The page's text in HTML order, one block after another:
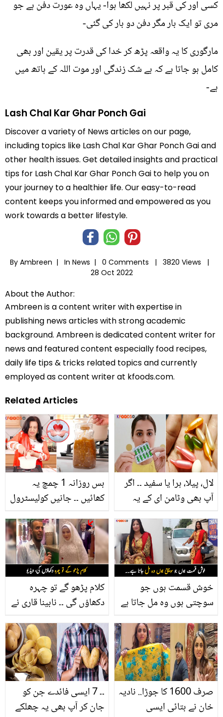
کسی اور کی قبر پر نہیں لکھا ہوا- یہاں وہ عورت دفن ہے جو
مری تو ایک بار مگر دفن دو بار کی گئی-
مارگوری کا یہ واقعہ پڑھ کر خدا کی قدرت پر یقین اور بھی
کامل ہو جاتا ہے کہ بے شک زندگی اور موت اللہ کے ہاتھ میں
ہے-
Lash Chal Kar Ghar Ponch Gai
Discover a variety of News articles on our page,
including topics like Lash Chal Kar Ghar Ponch Gai and
other health issues. Get detailed insights and practical
tips for Lash Chal Kar Ghar Ponch Gai to help you on
your journey to a healthier life. Our easy-to-read
content keeps you informed and empowered as you
work towards a better lifestyle.
By Ambreen | In News | 0 Comments |
3820 Views |
28 Oct 2022
About the Author:
Ambreen is a content writer with expertise in
publishing news articles with strong academic
background. Ambreen is dedicated content writer for
news and featured content especially food recipes,
daily life tips & tricks related topics and currently
employed as content writer at kfoods.com.
Related Articles
بس روزانہ 1 چمچ یہ
کھائیں ۔۔ جانیں کولیسٹرول
حفاظت کرنے والا زبردست
مرّبہ، آج ہی گھر پر بنانے کا
طریقہ
لال، پیلا، ہرا یا سفید ۔۔ اگر
آپ بھی وٹامن ای کے یہ
صحت مند ہونے کے لیے
استعمال کرتی ہیں؟ تو
ٹہریں پہلے سچ جان لیں
کلام پڑھو گے تو چہرہ
دکھاؤں گی ۔۔ نابینا قاری نے
اور اپنی دلہن کی فرمائش
پوری کر کے دل جیتا لیا؟
خوش قسمت ہوں جو
سوچتی ہوں وہ مل جاتا ہے
کی لاٹری نکل آئی اپنا ہر
خواب پورا کرتی ہے، لڑکیاں
اس جیسی کیسے بن سکتی
ہیں؟ ویڈیو
۔۔ 7 ایسی فائدے جن کو
جان کر آپ بھی یہ چھلکے
صرف 1600 کا جوڑا.. نادیہ
خان نے بتائی ایسی